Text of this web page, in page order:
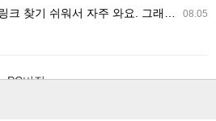
08.05
. 그래서 해외축구중계도 정식 서비스로 봐야 안전해요. 다음…
PC버전